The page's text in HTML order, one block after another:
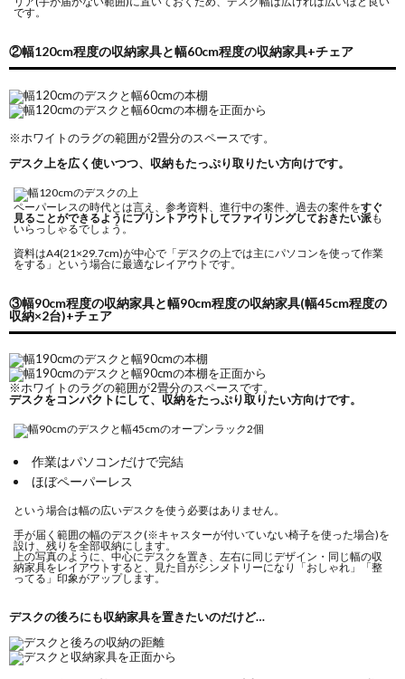
です。
②幅120cm程度の収納家具と幅60cm程度の収納家具+チェア
※ホワイトのラグの範囲が2畳分のスペースです。
デスク上を広く使いつつ、収納もたっぷり取りたい方向けです。
ペーパーレスの時代とは言え、参考資料、進行中の案件、過去の案件をすぐ
見ることができるようにプリントアウトしてファイリングしておきたい派も
いらっしゃるでしょう。
資料はA4(21×29.7cm)が中心で「デスクの上では主にパソコンを使って作業
をする」という場合に最適なレイアウトです。
③幅90cm程度の収納家具と幅90cm程度の収納家具(幅45cm程度の
収納×2台)+チェア
※ホワイトのラグの範囲が2畳分のスペースです。
デスクをコンパクトにして、収納をたっぷり取りたい方向けです。
作業はパソコンだけで完結
ほぼペーパーレス
という場合は幅の広いデスクを使う必要はありません。
手が届く範囲の幅のデスク(※キャスターが付いていない椅子を使った場合)を
設け、残りを全部収納にします。
上の写真のように、中心にデスクを置き、左右に同じデザイン・同じ幅の収
納家具をレイアウトすると、見た目がシンメトリーになり「おしゃれ」「整
ってる」印象がアップします。
デスクの後ろにも収納家具を置きたいのだけど…